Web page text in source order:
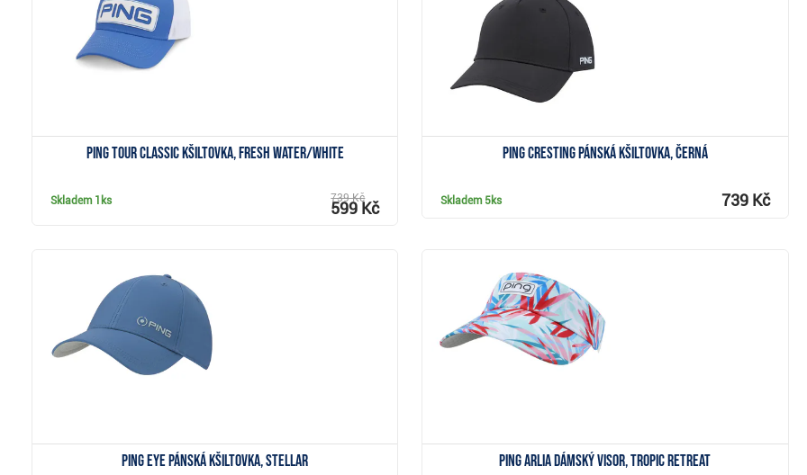
PING Tour Classic kšiltovka, fresh water/white
Skladem 1ks 739 Kč
599 Kč
Ping Cresting pánská kšiltovka, černá
Skladem 5ks 739 Kč
Ping Eye pánská kšiltovka, stellar
Zobrazit
PING Arlia dámský visor, tropic retreat
Zobrazit